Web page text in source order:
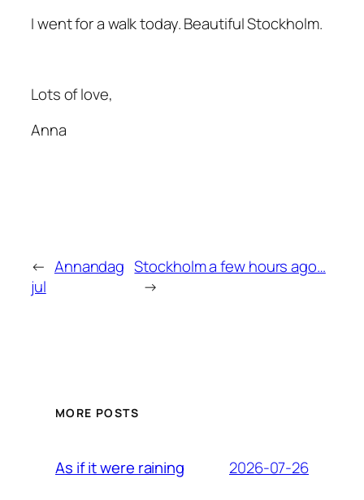
I went for a walk today. Beautiful Stockholm.
Lots of love,
Anna
← Annandag
jul
Stockholm a few hours ago…
→
MORE POSTS
As if it were raining 2026-07-26